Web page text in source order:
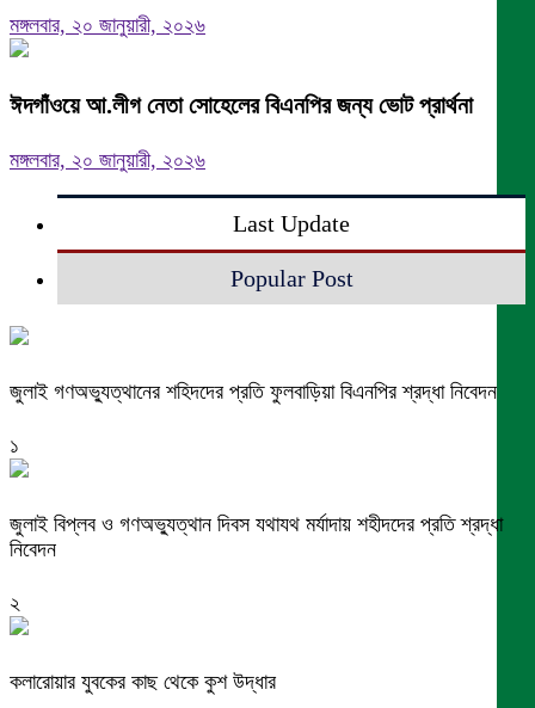
মঙ্গলবার, ২০ জানুয়ারী, ২০২৬
ঈদগাঁওয়ে আ.লীগ নেতা সোহেলের বিএনপির জন্য ভোট প্রার্থনা
মঙ্গলবার, ২০ জানুয়ারী, ২০২৬
Last Update
Popular Post
জুলাই গণঅভ্যুত্থানের শহিদদের প্রতি ফুলবাড়িয়া বিএনপির শ্রদ্ধা নিবেদন
১
জুলাই বিপ্লব ও গণঅভ্যুত্থান দিবস যথাযথ মর্যাদায় শহীদদের প্রতি শ্রদ্ধা
নিবেদন
২
কলারোয়ার যুবকের কাছ থেকে কুশ উদ্ধার